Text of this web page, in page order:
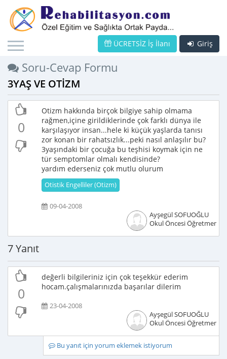
Giriş
ÜCRETSİZ İş İlanı
Soru-Cevap Formu
3YAŞ VE OTİZM
0
Otizm hakkında birçok bilgiye sahip olmama
rağmen,içine girildiklerinde çok farklı dünya ile
karşılaşıyor insan...hele ki küçük yaşlarda tanısı
zor konan bir rahatsızlık...peki nasıl anlaşılır bu?
3yaşındaki bir çocuğa bu teşhisi koymak için ne
tür semptomlar olmalı kendisinde?
yardım ederseniz çok mutlu olurum
Otistik Engelliler (Otizm)
09-04-2008
Ayşegül SOFUOĞLU
Okul Öncesi Öğretmeni
7 Yanıt
0
değerli bilgileriniz için çok teşekkür ederim
hocam.çalışmalarınızda başarılar dilerim
23-04-2008
Ayşegül SOFUOĞLU
Okul Öncesi Öğretmeni
Bu yanıt için yorum eklemek istiyorum